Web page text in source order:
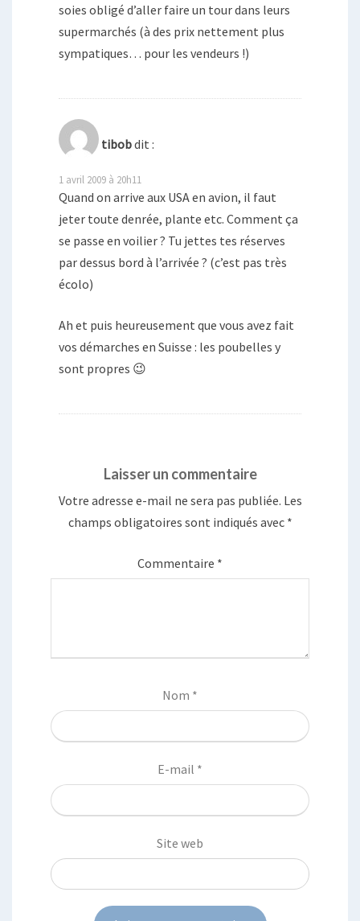
soies obligé d’aller faire un tour dans leurs
supermarchés (à des prix nettement plus
sympatiques… pour les vendeurs !)
tibobdit :
1 avril 2009 à 20h11
Quand on arrive aux USA en avion, il faut
jeter toute denrée, plante etc. Comment ça
se passe en voilier ? Tu jettes tes réserves
par dessus bord à l’arrivée ? (c’est pas très
écolo)
Ah et puis heureusement que vous avez fait
vos démarches en Suisse : les poubelles y
sont propres 😉
Laisser un commentaire
Votre adresse e-mail ne sera pas publiée. Les
champs obligatoires sont indiqués avec *
Commentaire *
Nom *
E-mail *
Site web